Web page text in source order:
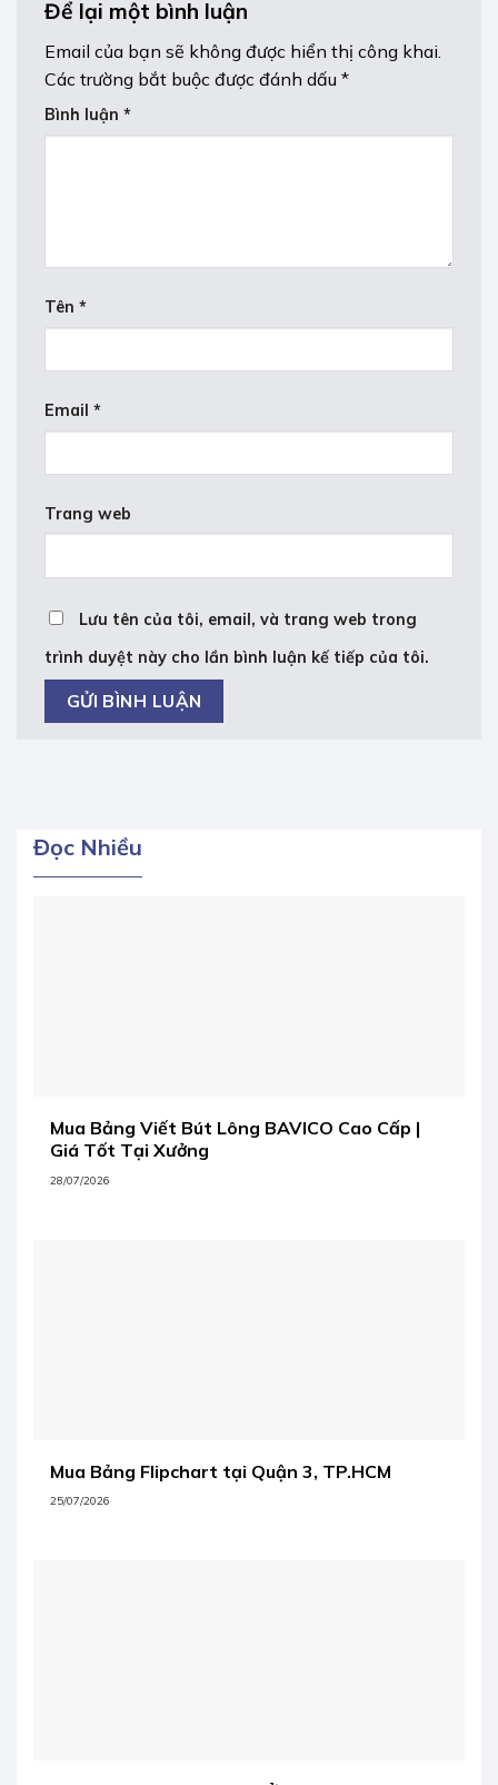
Để lại một bình luận
Email của bạn sẽ không được hiển thị công khai.
Các trường bắt buộc được đánh dấu *
Bình luận *
Tên *
Email *
Trang web
Lưu tên của tôi, email, và trang web trong
trình duyệt này cho lần bình luận kế tiếp của tôi.
Đọc Nhiều
Mua Bảng Viết Bút Lông BAVICO Cao Cấp |
Giá Tốt Tại Xưởng
28/07/2026
Mua Bảng Flipchart tại Quận 3, TP.HCM
25/07/2026